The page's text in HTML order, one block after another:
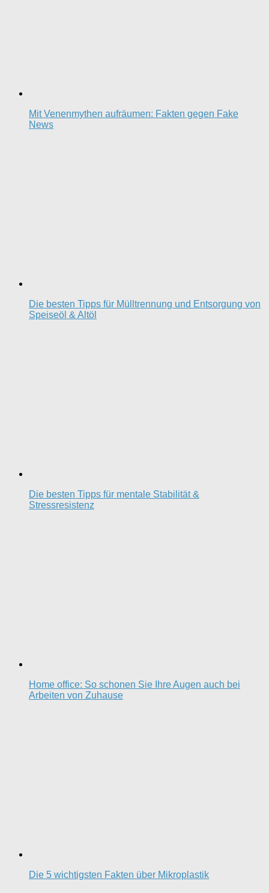
Mit Venenmythen aufräumen: Fakten gegen Fake
News
Die besten Tipps für Mülltrennung und Entsorgung von
Speiseöl & Altöl
Die besten Tipps für mentale Stabilität &
Stressresistenz
Home office: So schonen Sie Ihre Augen auch bei
Arbeiten von Zuhause
Die 5 wichtigsten Fakten über Mikroplastik